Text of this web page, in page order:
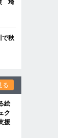
埼
で秋
る
絵
ク
援